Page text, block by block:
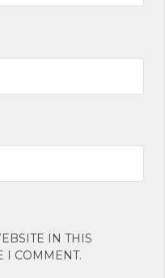
IN THIS
I COMMENT.